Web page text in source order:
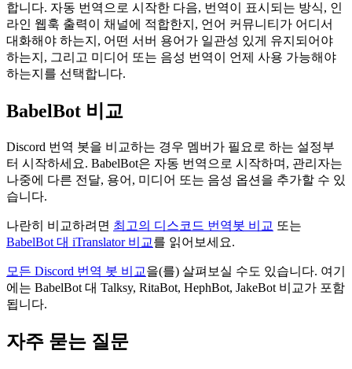
합니다. 자동 번역으로 시작한 다음, 번역이 표시되는 방식, 인
라인 웹훅 출력이 채널에 적합한지, 언어 커뮤니티가 어디서
대화해야 하는지, 어떤 서버 용어가 일관성 있게 유지되어야
하는지, 그리고 미디어 또는 음성 번역이 언제 사용 가능해야
하는지를 선택합니다.
BabelBot 비교
Discord 번역 봇을 비교하는 경우 멤버가 필요로 하는 설정부
터 시작하세요. BabelBot은 자동 번역으로 시작하며, 관리자는
나중에 다른 전달, 용어, 미디어 또는 음성 옵션을 추가할 수 있
습니다.
나란히 비교하려면 최고의 디스코드 번역봇 비교 또는
BabelBot 대 iTranslator 비교를 읽어보세요.
모든 Discord 번역 봇 비교을(를) 살펴보실 수도 있습니다. 여기
에는 BabelBot 대 Talksy, RitaBot, HephBot, JakeBot 비교가 포함
됩니다.
자주 묻는 질문